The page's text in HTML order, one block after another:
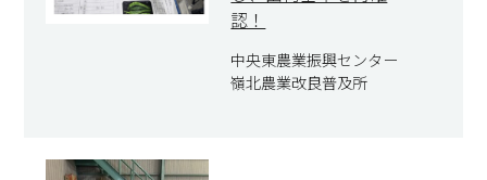
認！
中央東農業振興センター
嶺北農業改良普及所